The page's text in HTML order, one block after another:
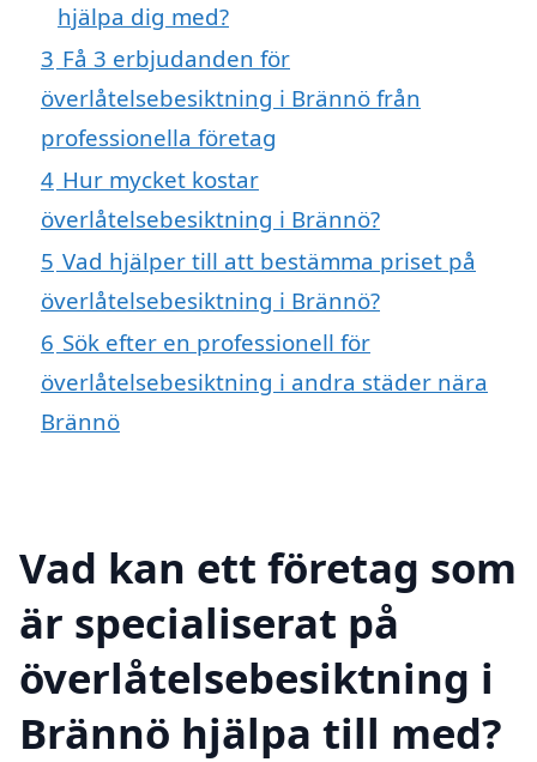
hjälpa dig med?
3 Få 3 erbjudanden för
överlåtelsebesiktning i Brännö från
professionella företag
4 Hur mycket kostar
överlåtelsebesiktning i Brännö?
5 Vad hjälper till att bestämma priset på
överlåtelsebesiktning i Brännö?
6 Sök efter en professionell för
överlåtelsebesiktning i andra städer nära
Brännö
Vad kan ett företag som
är specialiserat på
överlåtelsebesiktning i
Brännö hjälpa till med?